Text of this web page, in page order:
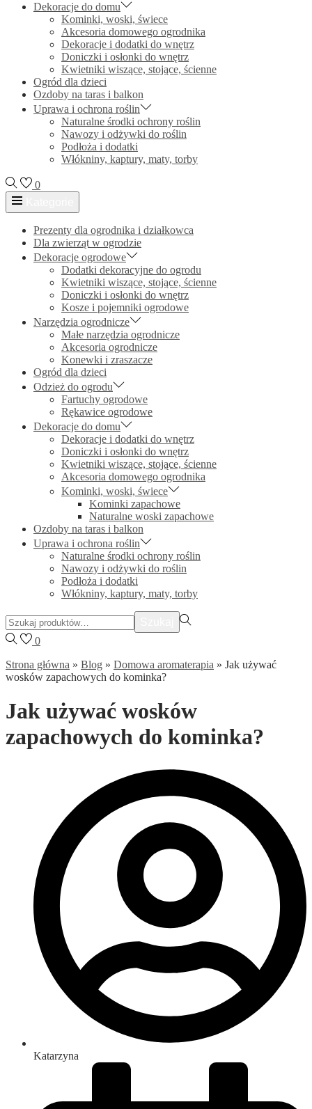
Dekoracje do domu
Kominki, woski, świece
Akcesoria domowego ogrodnika
Dekoracje i dodatki do wnętrz
Doniczki i osłonki do wnętrz
Kwietniki wiszące, stojące, ścienne
Ogród dla dzieci
Ozdoby na taras i balkon
Uprawa i ochrona roślin
Naturalne środki ochrony roślin
Nawozy i odżywki do roślin
Podłoża i dodatki
Włókniny, kaptury, maty, torby
0
Prezenty dla ogrodnika i działkowca
Dla zwierząt w ogrodzie
Dekoracje ogrodowe
Dodatki dekoracyjne do ogrodu
Kwietniki wiszące, stojące, ścienne
Doniczki i osłonki do wnętrz
Kosze i pojemniki ogrodowe
Narzędzia ogrodnicze
Małe narzędzia ogrodnicze
Akcesoria ogrodnicze
Konewki i zraszacze
Ogród dla dzieci
Odzież do ogrodu
Fartuchy ogrodowe
Rękawice ogrodowe
Dekoracje do domu
Dekoracje i dodatki do wnętrz
Doniczki i osłonki do wnętrz
Kwietniki wiszące, stojące, ścienne
Akcesoria domowego ogrodnika
Kominki, woski, świece
Kominki zapachowe
Naturalne woski zapachowe
Ozdoby na taras i balkon
Uprawa i ochrona roślin
Naturalne środki ochrony roślin
Nawozy i odżywki do roślin
Podłoża i dodatki
Włókniny, kaptury, maty, torby
Szukać:>
0
Strona główna » Blog » Domowa aromaterapia » Jak używać
wosków zapachowych do kominka?
Jak używać wosków
zapachowych do kominka?
Katarzyna